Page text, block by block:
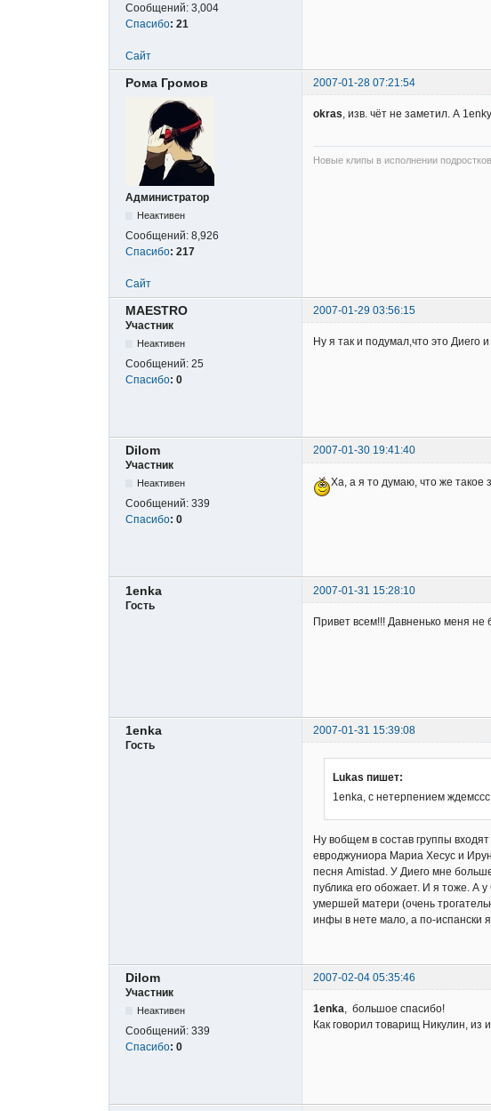
Сообщений: 3,004
Спасибо: 21
Сайт
Рома Громов 2007-01-28 07:21:54
Администратор
Неактивен
Сообщений: 8,926
Спасибо: 217
okras, изв. чёт не заметил. А
Новые клипы в исполнении
Сайт
MAESTRO
2007-01-29 03:56:15
Участник
Неактивен
Сообщений: 25
Спасибо: 0
Ну я так и подумал,что это Диего и
Dilom
2007-01-30 19:41:40
Участник
Неактивен
Сообщений: 339
Спасибо: 0
Ха, а я то думаю, что же такое
1enka
2007-01-31 15:28:10
Гость
Привет всем!!! Давненько меня не
1enka
2007-01-31 15:39:08
Гость
Lukas пишет:
1enka, с нетерпением
Ну вобщем в состав группы
евроджуниора Мариа Хесус и
песня Amistad. У Диего мне
публика его обожает. И я тоже. А
умершей матери (очень
инфы в нете мало, а по-испански
Dilom
2007-02-04 05:35:46
Участник
Неактивен
Сообщений: 339
Спасибо: 0
1enka, большое спасибо!
Как говорил товарищ Никулин, из